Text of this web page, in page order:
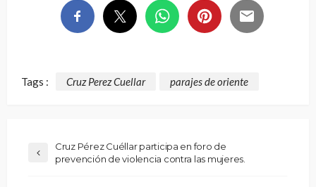
Tags : Cruz Perez Cuellar parajes de oriente
Cruz Pérez Cuéllar participa en foro de
prevención de violencia contra las mujeres.